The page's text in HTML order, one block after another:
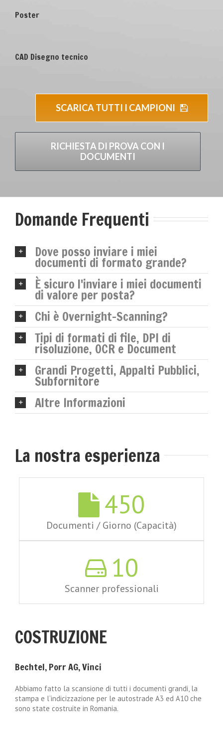
Poster
CAD Disegno tecnico
SCARICA TUTTI I CAMPIONI
RICHIESTA DI PROVA CON I
DOCUMENTI
Domande Frequenti
Dove posso inviare i miei
documenti di formato grande?
È sicuro l'inviare i miei documenti
di valore per posta?
Chi è Overnight-Scanning?
Tipi di formati di file, DPI di
risoluzione, OCR e Document
Grandi Progetti, Appalti Pubblici,
Subfornitore
Altre Informazioni
La nostra esperienza
450
Documenti / Giorno (Capacità)
10
Scanner professionali
COSTRUZIONE
Bechtel, Porr AG, Vinci
Abbiamo fatto la scansione di tutti i documenti grandi, la
stampa e l’indicizzazione per le autostrade A3 ed A10 che
sono state costruite in Romania.